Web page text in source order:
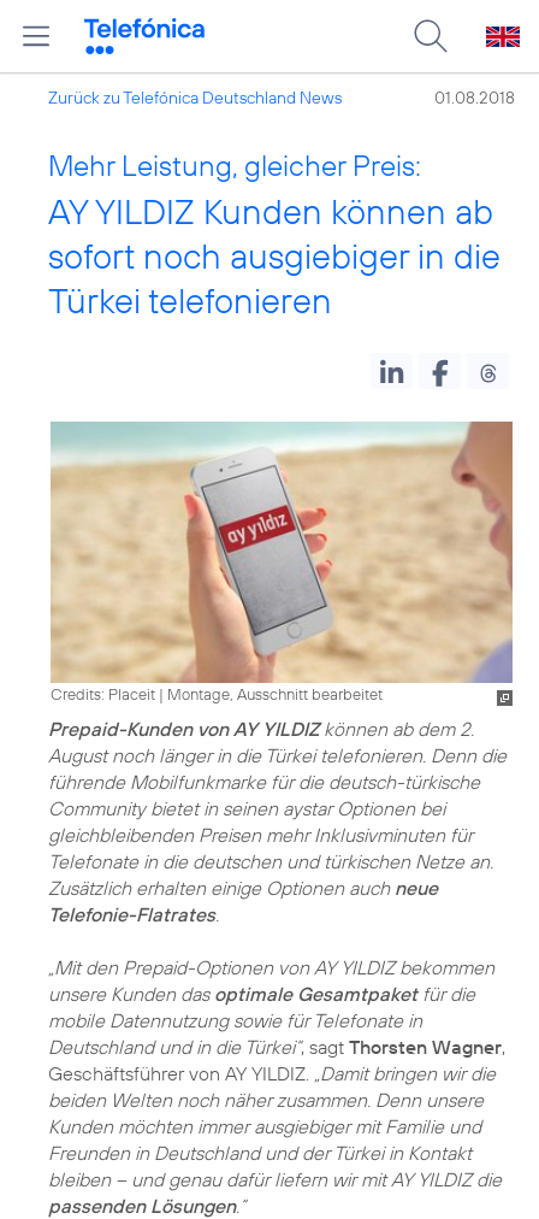
Zurück zu Telefónica Deutschland News 01.08.2018
Mehr Leistung, gleicher Preis:
AY YILDIZ Kunden können ab
sofort noch ausgiebiger in die
Türkei telefonieren
Credits: Placeit | Montage, Ausschnitt bearbeitet
Prepaid-Kunden von AY YILDIZkönnen ab dem 2.
August noch länger in die Türkei telefonieren. Denn die
führende Mobilfunkmarke für die deutsch-türkische
Community bietet in seinen aystar Optionen bei
gleichbleibenden Preisen mehr Inklusivminuten für
Telefonate in die deutschen und türkischen Netze an.
Zusätzlich erhalten einige Optionen auch neue
Telefonie-Flatrates.
„Mit den Prepaid-Optionen von AY YILDIZ bekommen
unsere Kunden das optimale Gesamtpaketfür die
mobile Datennutzung sowie für Telefonate in
Deutschland und in die Türkei“, sagt Thorsten Wagner,
Geschäftsführer von AY YILDIZ.
„Damit bringen wir die
beiden Welten noch näher zusammen. Denn unsere
Kunden möchten immer ausgiebiger mit Familie und
Freunden in Deutschland und der Türkei in Kontakt
bleiben – und genau dafür liefern wir mit AY YILDIZ die
passenden Lösungen.“